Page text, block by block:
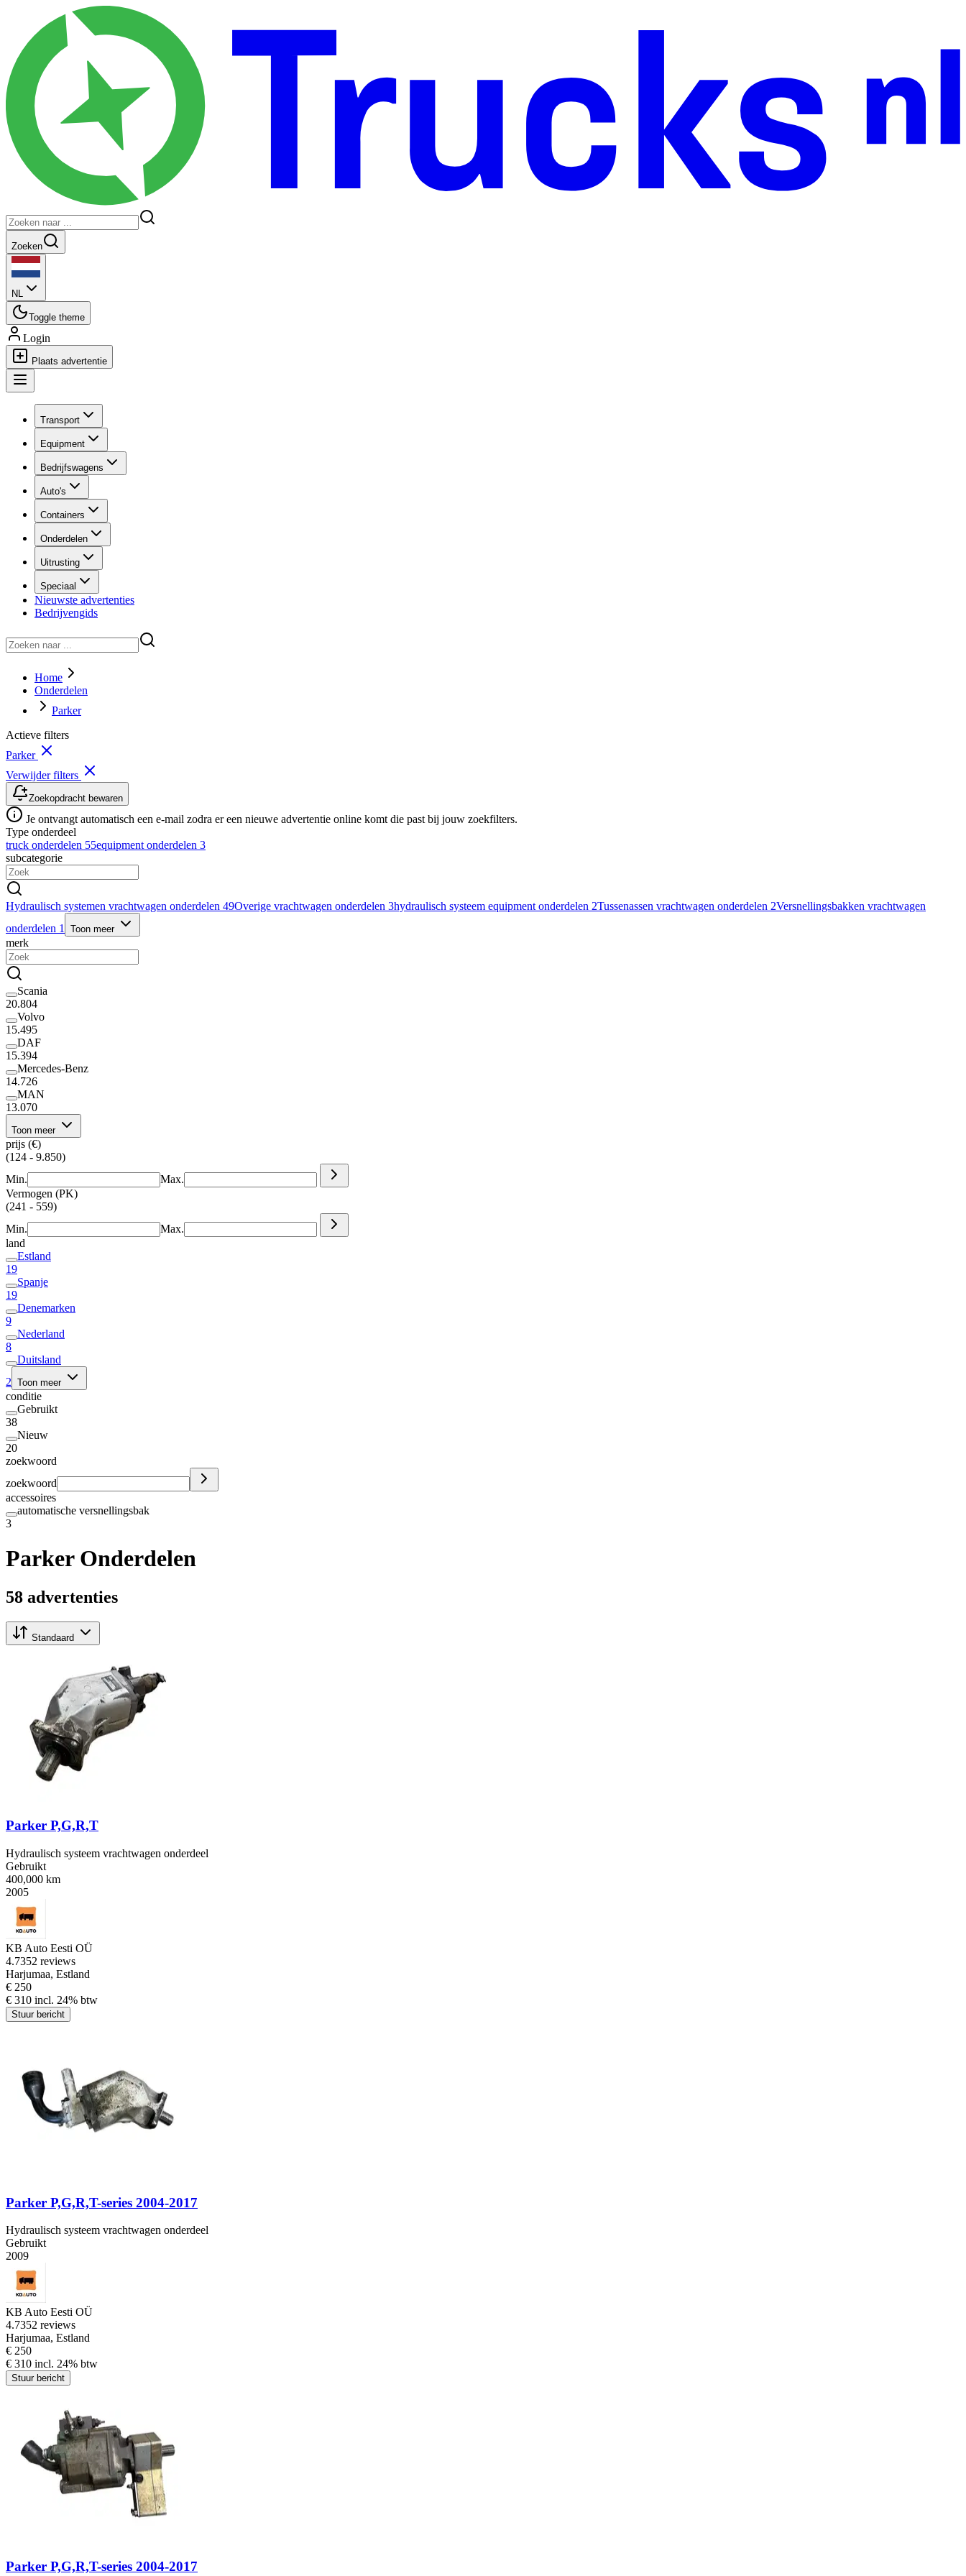
Zoeken
NL
Toggle theme
Login
Plaats advertentie
Transport
Equipment
Bedrijfswagens
Auto's
Containers
Onderdelen
Uitrusting
Speciaal
Nieuwste advertenties
Bedrijvengids
Home
Onderdelen
Parker
Actieve filters
Parker
Verwijder filters
Zoekopdracht bewaren
Je ontvangt automatisch een e-mail zodra er een nieuwe advertentie online komt die past bij jouw zoekfilters.
Type onderdeel
truck onderdelen 55equipment onderdelen 3
subcategorie
Hydraulisch systemen vrachtwagen onderdelen 49Overige vrachtwagen onderdelen 3hydraulisch systeem equipment onderdelen 2Tussenassen vrachtwagen onderdelen 2Versnellingsbakken vrachtwagen
onderdelen 1 Toon meer
merk
Scania
20.804
Volvo
15.495
DAF
15.394
Mercedes-Benz
14.726
MAN
13.070
Toon meer
prijs (€)
(124 - 9.850)
Min.
Max.
Vermogen (PK)
(241 - 559)
Min.
Max.
land
Estland
19
Spanje
19
Denemarken
9
Nederland
8
Duitsland
2 Toon meer
conditie
Gebruikt
38
Nieuw
20
zoekwoord
zoekwoord
accessoires
automatische versnellingsbak
3
Parker Onderdelen
58 advertenties
Standaard
Parker P,G,R,T
Hydraulisch systeem vrachtwagen onderdeel
Gebruikt
400,000 km
2005
KB Auto Eesti OÜ
4.7352 reviews
Harjumaa, Estland
€ 250
€ 310 incl. 24% btw
Stuur bericht
Parker P,G,R,T-series 2004-2017
Hydraulisch systeem vrachtwagen onderdeel
Gebruikt
2009
KB Auto Eesti OÜ
4.7352 reviews
Harjumaa, Estland
€ 250
€ 310 incl. 24% btw
Stuur bericht
Parker P,G,R,T-series 2004-2017